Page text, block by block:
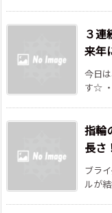
３連
来年
今日
す☆
指輪
長さ
ブラ
ルが